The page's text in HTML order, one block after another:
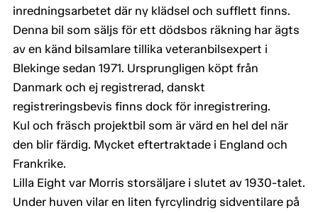
inredningsarbetet där ny klädsel och sufflett finns.
Denna bil som säljs för ett dödsbos räkning har ägts
av en känd bilsamlare tillika veteranbilsexpert i
Blekinge sedan 1971. Ursprungligen köpt från
Danmark och ej registrerad, danskt
registreringsbevis finns dock för inregistrering.
Kul och fräsch projektbil som är värd en hel del när
den blir färdig. Mycket eftertraktade i England och
Frankrike.
Lilla Eight var Morris storsäljare i slutet av 1930-talet.
Under huven vilar en liten fyrcylindrig sidventilare på